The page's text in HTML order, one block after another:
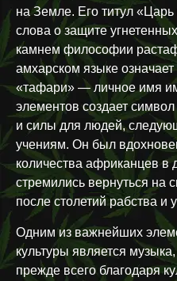
на Земле. Его титул
слова о защите
камнем философии
амхарском языке
«тафари» — личное имя
элементов создает
и силы для людей,
учениям. Он был
количества африканцев в
стремились вернуться на
после столетий рабства и
Одним из важнейших
культуры является
прежде всего благодаря